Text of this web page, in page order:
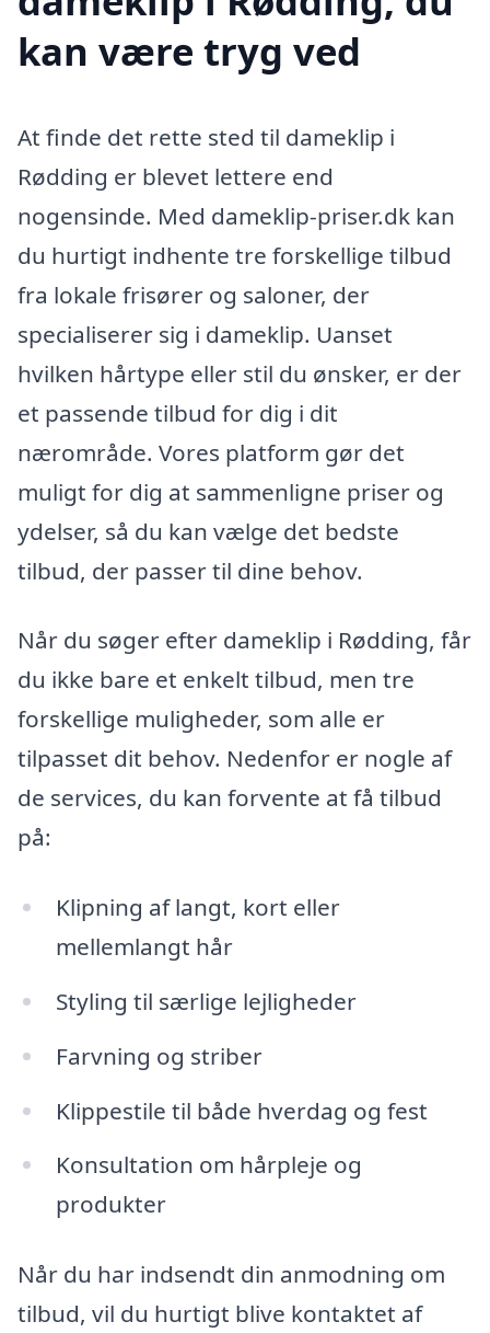
kan være tryg ved
At finde det rette sted til dameklip i
Rødding er blevet lettere end
nogensinde. Med dameklip-priser.dk kan
du hurtigt indhente tre forskellige tilbud
fra lokale frisører og saloner, der
specialiserer sig i dameklip. Uanset
hvilken hårtype eller stil du ønsker, er der
et passende tilbud for dig i dit
nærområde. Vores platform gør det
muligt for dig at sammenligne priser og
ydelser, så du kan vælge det bedste
tilbud, der passer til dine behov.
Når du søger efter dameklip i Rødding, får
du ikke bare et enkelt tilbud, men tre
forskellige muligheder, som alle er
tilpasset dit behov. Nedenfor er nogle af
de services, du kan forvente at få tilbud
på:
Klipning af langt, kort eller
mellemlangt hår
Styling til særlige lejligheder
Farvning og striber
Klippestile til både hverdag og fest
Konsultation om hårpleje og
produkter
Når du har indsendt din anmodning om
tilbud, vil du hurtigt blive kontaktet af